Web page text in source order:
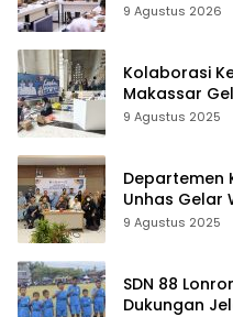
9 Agustus 2026
Kolaborasi
Makassar
Pelajar SMP
9 Agustus 2025
Departemen
Unhas Gelar
untuk
9 Agustus 2025
SDN 88
Dukungan